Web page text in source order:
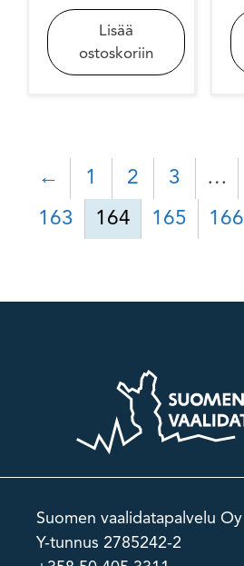
Lisää
ostoskoriin
← 1 2 3 …
163 164 165 166
Suomen vaalidatapalvelu Oy
Y-tunnus 2785242-2